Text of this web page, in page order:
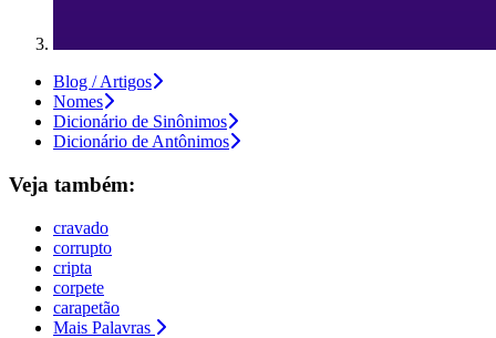
Blog / Artigos
Nomes
Dicionário de Sinônimos
Dicionário de Antônimos
Veja também:
cravado
corrupto
cripta
corpete
carapetão
Mais Palavras